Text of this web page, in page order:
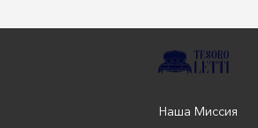
Наша Миссия